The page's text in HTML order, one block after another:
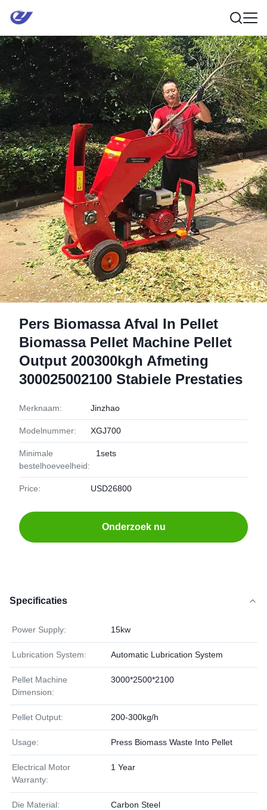
Pers Biomassa Afval In Pellet
Biomassa Pellet Machine Pellet
Output 200300kgh Afmeting
300025002100 Stabiele Prestaties
Merknaam: Jinzhao
Modelnummer: XGJ700
Minimale
bestelhoeveelheid:
1sets
Price: USD26800
Onderzoek nu
Specificaties
Power Supply: 15kw
Lubrication System: Automatic Lubrication System
Pellet Machine
Dimension:
3000*2500*2100
Pellet Output: 200-300kg/h
Usage: Press Biomass Waste Into Pellet
Electrical Motor
Warranty:
1 Year
Die Material: Carbon Steel